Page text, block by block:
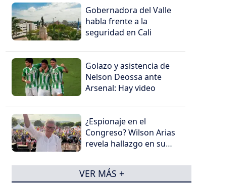
Gobernadora del Valle
habla frente a la
seguridad en Cali
Golazo y asistencia de
Nelson Deossa ante
Arsenal: Hay video
¿Espionaje en el
Congreso? Wilson Arias
revela hallazgo en su
VER MÁS +